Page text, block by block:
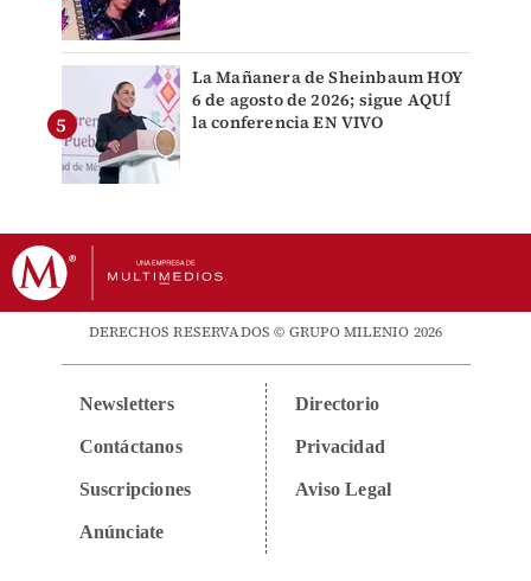
La Mañanera de Sheinbaum HOY
6 de agosto de 2026; sigue AQUÍ
la conferencia EN VIVO
DERECHOS RESERVADOS © GRUPO MILENIO 2026
Newsletters
Contáctanos
Suscripciones
Anúnciate
Directorio
Privacidad
Aviso Legal